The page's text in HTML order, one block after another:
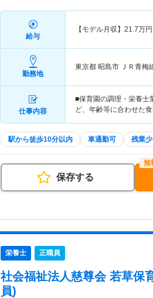
給与
【モデル月収】 21.7万
勤務地
東京都 昭島市 ＪＲ青梅
仕事内容
■保育園の調理・栄養士
ど、年齢等に合わせた
駅から徒歩10分以内 車通勤可 残業
保存する
栄養士 正職員
社会福祉法人慈尊会 若草保
員)